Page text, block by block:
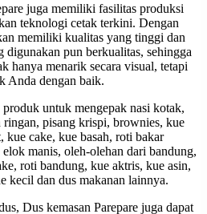
juga memiliki fasilitas produksi
teknologi cetak terkini. Dengan
memiliki kualitas yang tinggi dan
digunakan pun berkualitas, sehingga
hanya menarik secara visual, tetapi
Anda dengan baik.
untuk mengepak nasi kotak,
pisang krispi, brownies, kue
kue cake, kue basah, roti bakar
manis, oleh-olehan dari bandung,
roti bandung, kue aktris, kue asin,
kecil dan dus makanan lainnya.
Dus kemasan Parepare juga dapat